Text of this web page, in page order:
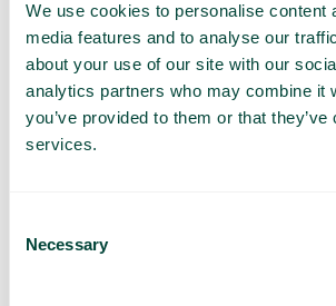
We use cookies to personalise content
media features and to analyse our
about your use of our site with our
analytics partners who may combine it
you’ve provided to them or that
services.
Selection
Necessary
Zone 2B
Har du frågor? Vi har
Mobile+?